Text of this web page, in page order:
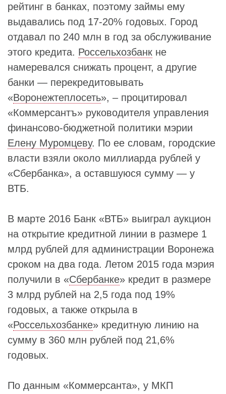
рейтинг в банках, поэтому займы ему
выдавались под 17-20% годовых. Город
отдавал по 240 млн в год за обслуживание
этого кредита. Россельхозбанк не
намеревался снижать процент, а другие
банки — перекредитовывать
«Воронежтеплосеть», – процитировал
«Коммерсантъ» руководителя управления
финансово-бюджетной политики мэрии
Елену Муромцеву. По ее словам, городские
власти взяли около миллиарда рублей у
«Сбербанка», а оставшуюся сумму — у
ВТБ.
В марте 2016 Банк «ВТБ» выиграл аукцион
на открытие кредитной линии в размере 1
млрд рублей для администрации Воронежа
сроком на два года. Летом 2015 года мэрия
получили в «Сбербанке» кредит в размере
3 млрд рублей на 2,5 года под 19%
годовых, а также открыла в
«Россельхозбанке» кредитную линию на
сумму в 360 млн рублей под 21,6%
годовых.
По данным «Коммерсанта», у МКП